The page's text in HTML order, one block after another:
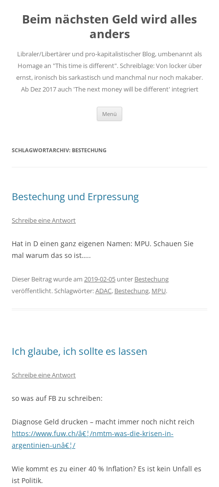
springen
Beim nächsten Geld wird alles
anders
Libraler/Libertärer und pro-kapitalistischer Blog, umbenannt als
Homage an "This time is different". Schreiblage: Von locker über
ernst, ironisch bis sarkastisch und manchmal nur noch makaber.
Ab Dez 2017 auch 'The next money will be different' integriert
Menü
SCHLAGWORTARCHIV: BESTECHUNG
Bestechung und Erpressung
Schreibe eine Antwort
Hat in D einen ganz eigenen Namen: MPU. Schauen Sie
mal warum das so ist…..
Dieser Beitrag wurde am 2019-02-05 unter Bestechung
veröffentlicht. Schlagwörter:ADAC, Bestechung, MPU.
Ich glaube, ich sollte es lassen
Schreibe eine Antwort
so was auf FB zu schreiben:
Diagnose Geld drucken – macht immer noch nicht reich
https://www.fuw.ch/â€¦/nmtm-was-die-krisen-in-
argentinien-unâ€¦/
Wie kommt es zu einer 40 % Inflation? Es ist kein Unfall es
ist Politik.